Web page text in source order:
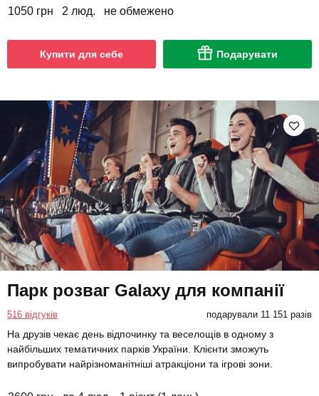
1050 грн 2 люд. не обмежено
Купити для себе Подарувати
Парк розваг Galaxy для компанії
516 відгуків подарували 11 151 разів
На друзів чекає день відпочинку та веселощів в одному з
найбільших тематичних парків України. Клієнти зможуть
випробувати найрізноманітніші атракціони та ігрові зони.